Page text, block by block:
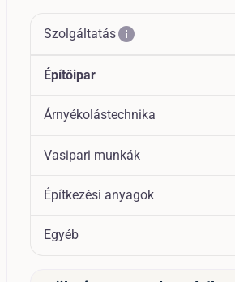
Szolgáltatásinfo
Építőipar
Árnyékolástechnika
Vasipari munkák
Építkezési anyagok
Egyéb